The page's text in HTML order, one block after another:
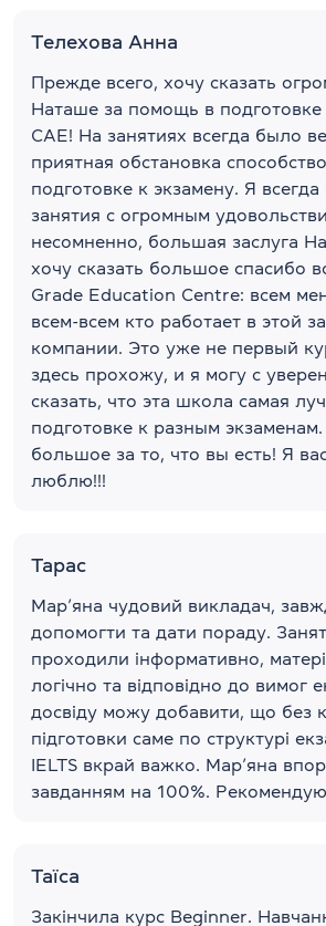
Телехова Анна
Прежде всего, хочу сказать
Наташе за помощь в подготовке
САЕ! На занятиях всегда было
приятная обстановка
подготовке к экзамену. Я
занятия с огромным
несомненно, большая заслуга
хочу сказать большое спасибо
Grade Education Centre: всем
всем-всем кто работает в этой
компании. Это уже не первый
здесь прохожу, и я могу с
сказать, что эта школа самая
подготовке к разным
большое за то, что вы есть! Я
люблю!!!
Тарас
Мар’яна чудовий викладач,
допомогти та дати пораду.
проходили інформативно,
логічно та відповідно до вимог
досвіду можу добавити, що без
підготовки саме по структурі
IELTS вкрай важко. Мар’яна
завданням на 100%. Рекомендую.
Таїса
Закінчила курс Beginner.